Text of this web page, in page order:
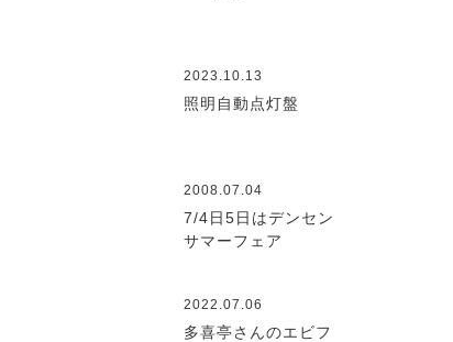
2023.10.13
照明自動点灯盤
2008.07.04
7/4日5日はデンセン
サマーフェア
2022.07.06
多喜亭さんのエビフ